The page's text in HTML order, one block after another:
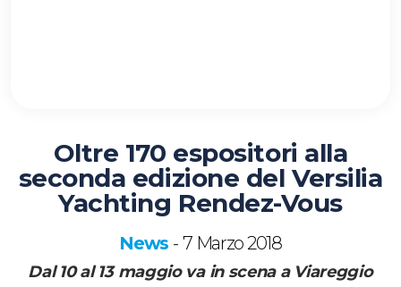
Oltre 170 espositori alla
seconda edizione del Versilia
Yachting Rendez-Vous
News -7 Marzo 2018
Dal 10 al 13 maggio va in scena a Viareggio